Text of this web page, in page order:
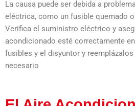
La causa puede ser debida a
eléctrica, como un fusible quemado
Verifica el suministro eléctrico y
acondicionado esté correctamente
fusibles y el disyuntor y
necesario